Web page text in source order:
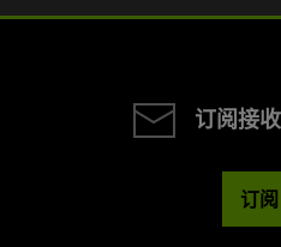
订阅接
订阅